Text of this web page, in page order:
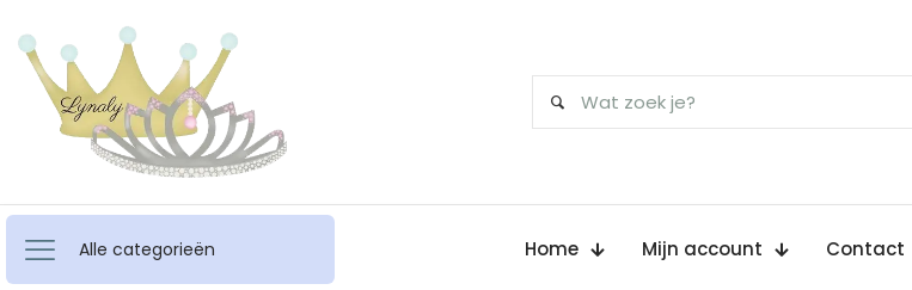
Alle categorieën Home Mijn account Contact